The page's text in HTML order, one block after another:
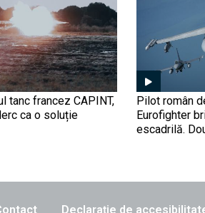
tanc francez CAPINT,
ca o soluție
Pilot român
Eurofighter
escadrilă.
Declarație de